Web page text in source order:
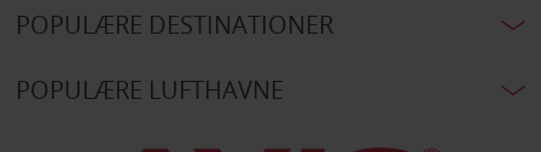
POPULÆRE DESTINATIONER
POPULÆRE LUFTHAVNE